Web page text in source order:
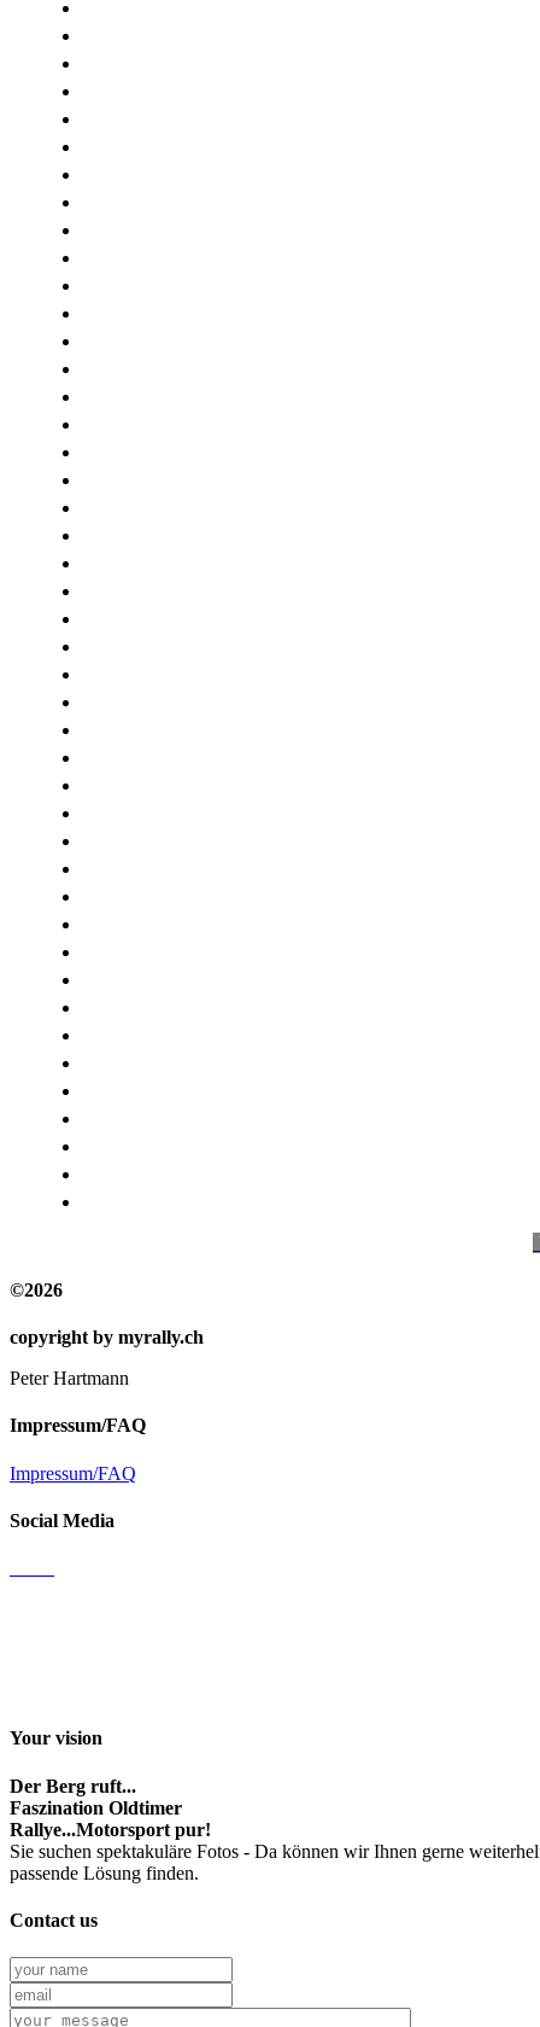
©2026
copyright by myrally.ch
Peter Hartmann
Impressum/FAQ
Impressum/FAQ
Social Media
Your vision
Der Berg ruft...
Faszination Oldtimer
Rallye...Motorsport pur!
Sie suchen spektakuläre Fotos - Da können wir Ihnen gerne
passende Lösung finden.
Contact us